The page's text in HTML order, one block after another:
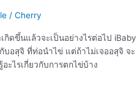
/ Cherry
กิดขึ้นแล้วจะเป็นอย่างไรต่อไป iBaby
อสุจิ ที่ท่อนำไข่ แต่ถ้าไม่เจออสุจิ จะ
ะไรเกี่ยวกับการตกไข่บ้าง